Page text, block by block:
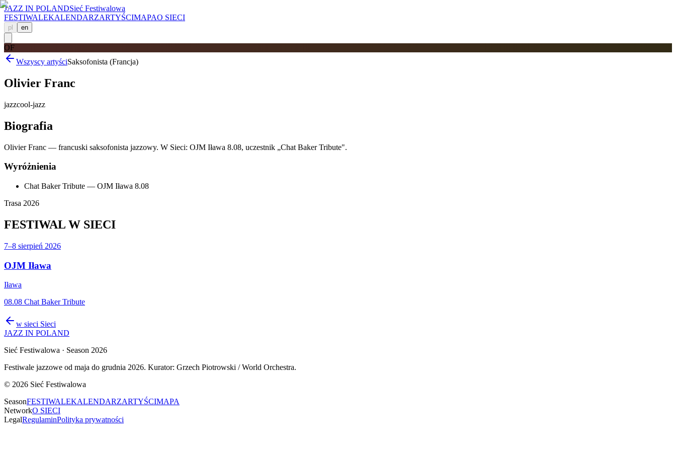
JAZZ IN POLANDSieć Festiwalowa
FESTIWALEKALENDARZARTYŚCIMAPAO SIECI
pl en
OF
Wszyscy artyściSaksofonista (Francja)
Olivier Franc
jazzcool-jazz
Biografia
Olivier Franc — francuski saksofonista jazzowy. W Sieci: OJM Iława 8.08, uczestnik „Chat Baker Tribute".
Wyróżnienia
Chat Baker Tribute — OJM Iława 8.08
Trasa 2026
FESTIWAL W SIECI
7–8 sierpień 2026
OJM Iława
Iława
08.08 Chat Baker Tribute
w sieci Sieci
JAZZ IN POLAND
Sieć Festiwalowa · Season 2026
Festiwale jazzowe od maja do grudnia 2026. Kurator: Grzech Piotrowski / World Orchestra.
© 2026 Sieć Festiwalowa
SeasonFESTIWALEKALENDARZARTYŚCIMAPA
NetworkO SIECI
LegalRegulaminPolityka prywatności